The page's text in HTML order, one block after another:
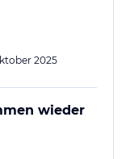
2025
wieder